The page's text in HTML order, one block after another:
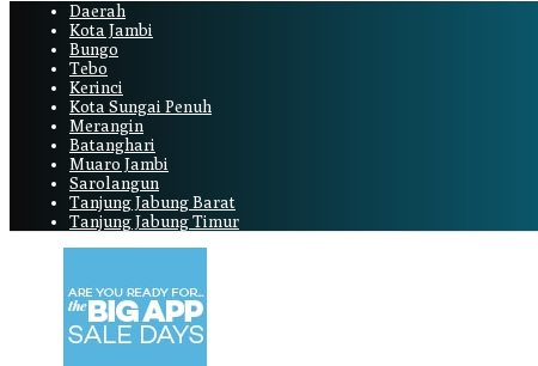
Daerah
Kota Jambi
Bungo
Tebo
Kerinci
Kota Sungai Penuh
Merangin
Batanghari
Muaro Jambi
Sarolangun
Tanjung Jabung Barat
Tanjung Jabung Timur